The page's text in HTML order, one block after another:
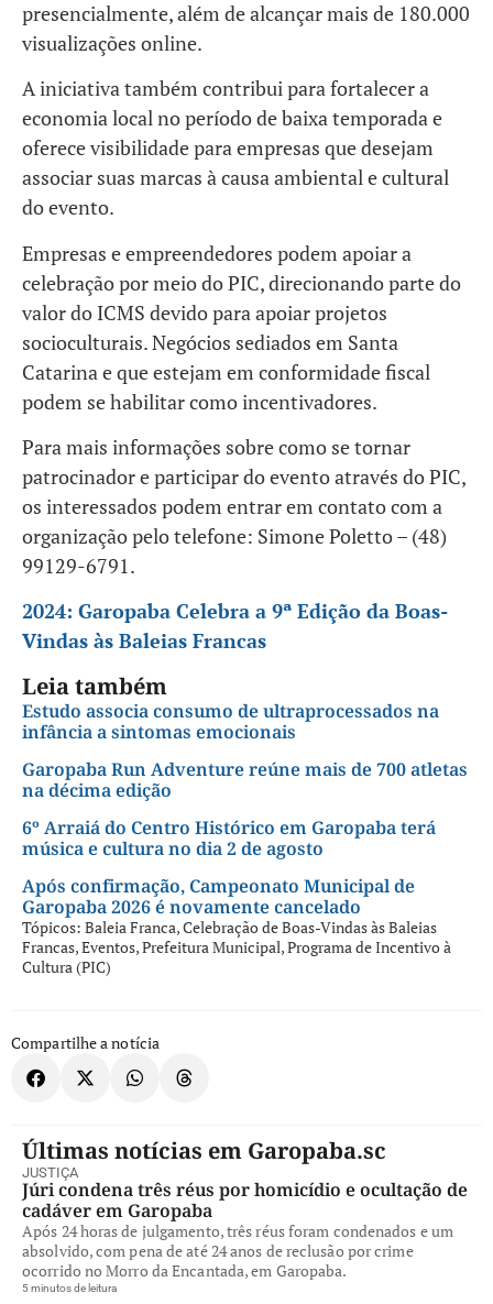
presencialmente, além de alcançar mais de 180.000
visualizações online.
A iniciativa também contribui para fortalecer a
economia local no período de baixa temporada e
oferece visibilidade para empresas que desejam
associar suas marcas à causa ambiental e cultural
do evento.
Empresas e empreendedores podem apoiar a
celebração por meio do PIC, direcionando parte do
valor do ICMS devido para apoiar projetos
socioculturais. Negócios sediados em Santa
Catarina e que estejam em conformidade fiscal
podem se habilitar como incentivadores.
Para mais informações sobre como se tornar
patrocinador e participar do evento através do PIC,
os interessados podem entrar em contato com a
organização pelo telefone: Simone Poletto – (48)
99129-6791.
2024: Garopaba Celebra a 9ª Edição da Boas-
Vindas às Baleias Francas
Leia também
Estudo associa consumo de ultraprocessados na
infância a sintomas emocionais
Garopaba Run Adventure reúne mais de 700 atletas
na décima edição
6º Arraiá do Centro Histórico em Garopaba terá
música e cultura no dia 2 de agosto
Após confirmação, Campeonato Municipal de
Garopaba 2026 é novamente cancelado
Tópicos: Baleia Franca,Celebração de Boas-Vindas às Baleias
Francas,Eventos,Prefeitura Municipal,Programa de Incentivo à
Cultura (PIC)
Compartilhe a notícia
Últimas notícias em Garopaba.sc
JUSTIÇA
Júri condena três réus por homicídio e ocultação de
cadáver em Garopaba
Após 24 horas de julgamento, três réus foram condenados e um
absolvido, com pena de até 24 anos de reclusão por crime
ocorrido no Morro da Encantada, em Garopaba.
5 minutos de leitura